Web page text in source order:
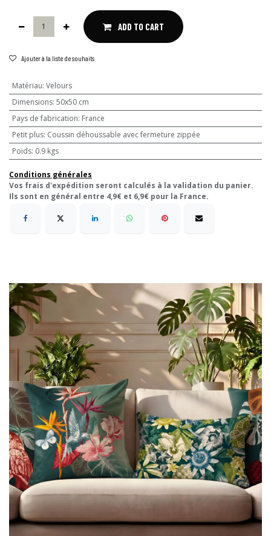
ADD TO CART
Ajouter à la liste de souhaits
Matériau: Velours
Dimensions: 50x50 cm
Pays de fabrication: France
Petit plus: Coussin déhoussable avec fermeture zippée
Poids: 0.9 kgs
Conditions générales
Vos frais d'expédition seront calculés à la validation du panier.
Ils sont en général entre 4,9€ et 6,9€ pour la France.